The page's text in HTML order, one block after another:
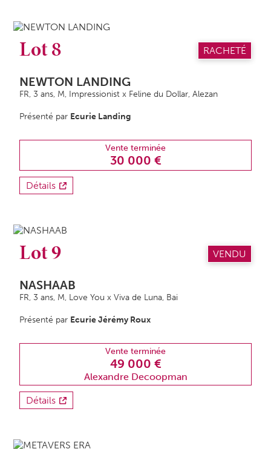
Lot 8 RACHETÉ
NEWTON LANDING
FR, 3 ans, M, Impressionist x Feline du Dollar, Alezan
Présenté par Ecurie Landing
Vente terminée
30 000 €
Détails
Lot 9 VENDU
NASHAAB
FR, 3 ans, M, Love You x Viva de Luna, Bai
Présenté par Ecurie Jérémy Roux
Vente terminée
49 000 €
Alexandre Decoopman
Détails